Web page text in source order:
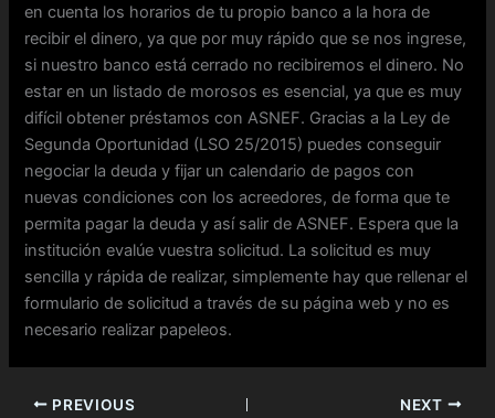
en cuenta los horarios de tu propio banco a la hora de
recibir el dinero, ya que por muy rápido que se nos ingrese,
si nuestro banco está cerrado no recibiremos el dinero. No
estar en un listado de morosos es esencial, ya que es muy
difícil obtener préstamos con ASNEF. Gracias a la Ley de
Segunda Oportunidad (LSO 25/2015) puedes conseguir
negociar la deuda y fijar un calendario de pagos con
nuevas condiciones con los acreedores, de forma que te
permita pagar la deuda y así salir de ASNEF. Espera que la
institución evalúe vuestra solicitud. La solicitud es muy
sencilla y rápida de realizar, simplemente hay que rellenar el
formulario de solicitud a través de su página web y no es
necesario realizar papeleos.
PREVIOUS NEXT